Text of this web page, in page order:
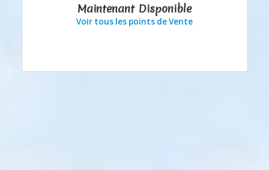
Maintenant Disponible
Voir tous les points de Vente